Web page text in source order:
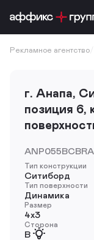
Рекламное агентство
г. Анапа,
позиция 6,
ANP055BCBRA
Тип конструкции
Ситиборд
Тип поверхности
Динамика
Размер
4х3
Сторона
B